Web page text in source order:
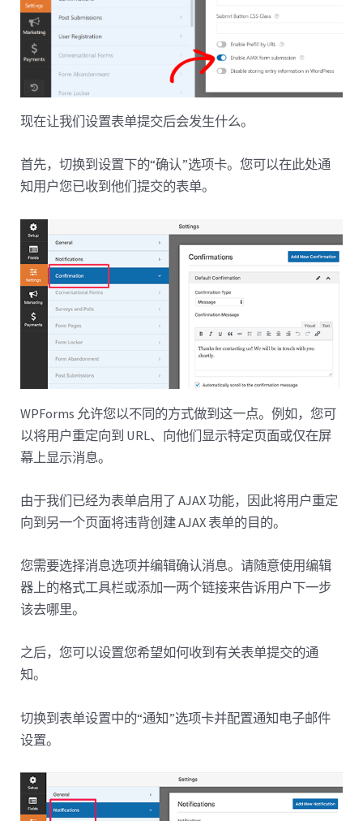
现在让我们设置表单提交后会发生什么。
首先，切换到设置下的“确认”选项卡。您可以在此处通
知用户您已收到他们提交的表单。
WPForms 允许您以不同的方式做到这一点。例如，您可
以将用户重定向到 URL、向他们显示特定页面或仅在屏
幕上显示消息。
由于我们已经为表单启用了 AJAX 功能，因此将用户重定
向到另一个页面将违背创建 AJAX 表单的目的。
您需要选择消息选项并编辑确认消息。请随意使用编辑
器上的格式工具栏或添加一两个链接来告诉用户下一步
该去哪里。
之后，您可以设置您希望如何收到有关表单提交的通
知。
切换到表单设置中的“通知”选项卡并配置通知电子邮件
设置。